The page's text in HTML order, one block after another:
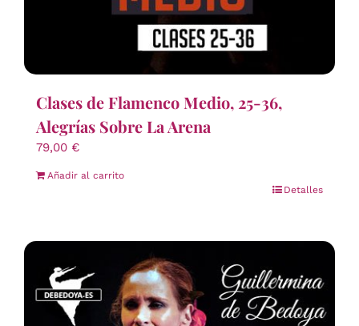
Clases de Flamenco Medio, 25-36,
Alegrías Sobre La Arena
79,00 €
Añadir al carrito
Detalles